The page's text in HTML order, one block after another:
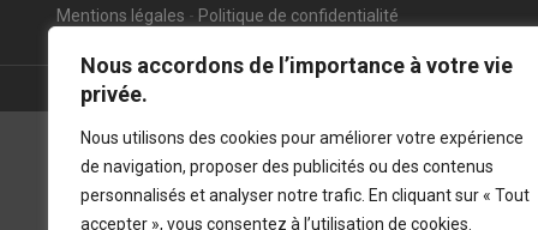
Nous accordons de l’importance à votre vie
privée.
Nous utilisons des cookies pour améliorer votre expérience
de navigation, proposer des publicités ou des contenus
personnalisés et analyser notre trafic. En cliquant sur « Tout
accepter », vous consentez à l’utilisation de cookies.
Mentions légales - Politique de confidentialité